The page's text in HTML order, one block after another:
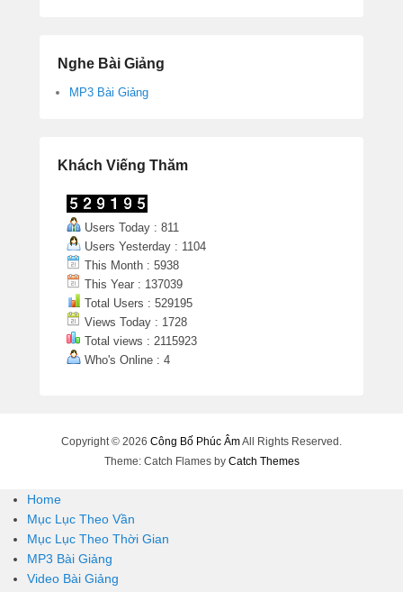
Nghe Bài Giảng
MP3 Bài Giảng
Khách Viếng Thăm
Users Today : 811
Users Yesterday : 1104
This Month : 5938
This Year : 137039
Total Users : 529195
Views Today : 1728
Total views : 2115923
Who's Online : 4
Copyright © 2026 Công Bố Phúc ÂmAll Rights Reserved.
Theme: Catch Flames by Catch Themes
Home
Mục Lục Theo Vần
Mục Lục Theo Thời Gian
MP3 Bài Giảng
Video Bài Giảng